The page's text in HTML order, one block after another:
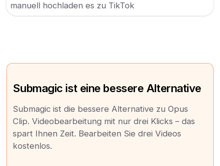
manuell hochladen es zu TikTok
Submagic ist eine bessere Alternative
Submagic ist die bessere Alternative zu Opus
Clip. Videobearbeitung mit nur drei Klicks – das
spart Ihnen Zeit. Bearbeiten Sie drei Videos
kostenlos.